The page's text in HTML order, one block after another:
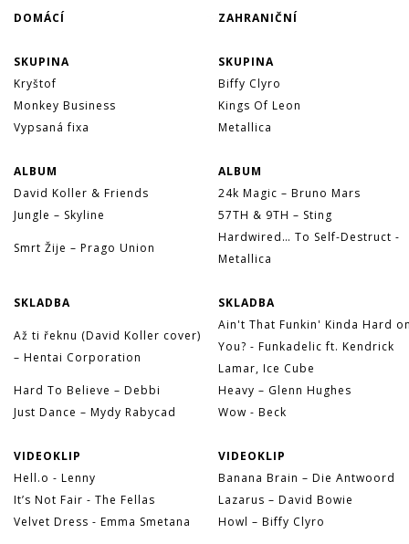
DOMÁCÍ
ZAHRANIČNÍ
SKUPINA
SKUPINA
Kryštof
Biffy Clyro
Monkey Business
Kings Of Leon
Vypsaná fixa
Metallica
ALBUM
ALBUM
David Koller & Friends
24k Magic – Bruno Mars
Jungle – Skyline
57TH & 9TH – Sting
Smrt Žije – Prago Union
Hardwired… To Self-Destruct -
Metallica
SKLADBA SKLADBA
Až ti řeknu (David Koller cover)
– Hentai Corporation
Ain't That Funkin' Kinda Hard
You? - Funkadelic ft. Kendrick
Lamar, Ice Cube
Hard To Believe – Debbi
Heavy – Glenn Hughes
Just Dance – Mydy Rabycad
Wow - Beck
VIDEOKLIP
VIDEOKLIP
Hell.o - Lenny
Banana Brain – Die Antwoord
It’s Not Fair - The Fellas
Lazarus – David Bowie
Velvet Dress - Emma Smetana
Howl – Biffy Clyro